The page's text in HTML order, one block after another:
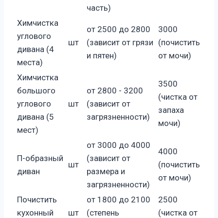
часть)
Химчистка
углового
дивана (4
места)
шт
от 2500 до 2800
(зависит от грязи
и пятен)
3000
(почистить
от мочи)
Химчистка
большого
углового
дивана (5
мест)
шт
от 2800 - 3200
(зависит от
загрязненности)
3500
(чистка от
запаха
мочи)
П-образный
диван
шт
от 3000 до 4000
(зависит от
размера и
загрязненности)
4000
(почистить
от мочи)
Почистить
кухонный
шт
от 1800 до 2100
(степень
2500
(чистка от